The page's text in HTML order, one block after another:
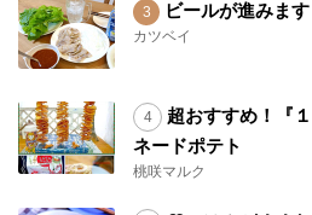
ビールが進みま
カツベイ
超おすすめ！『
ネードポテト
桃咲マルク